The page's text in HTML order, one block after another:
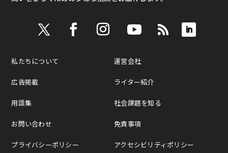
私たちについて
広告掲載
用語集
お問い合わせ
プライバシーポリシー
運営会社
ライター紹介
社会課題を知る
免責事項
アクセシビリティポリシー